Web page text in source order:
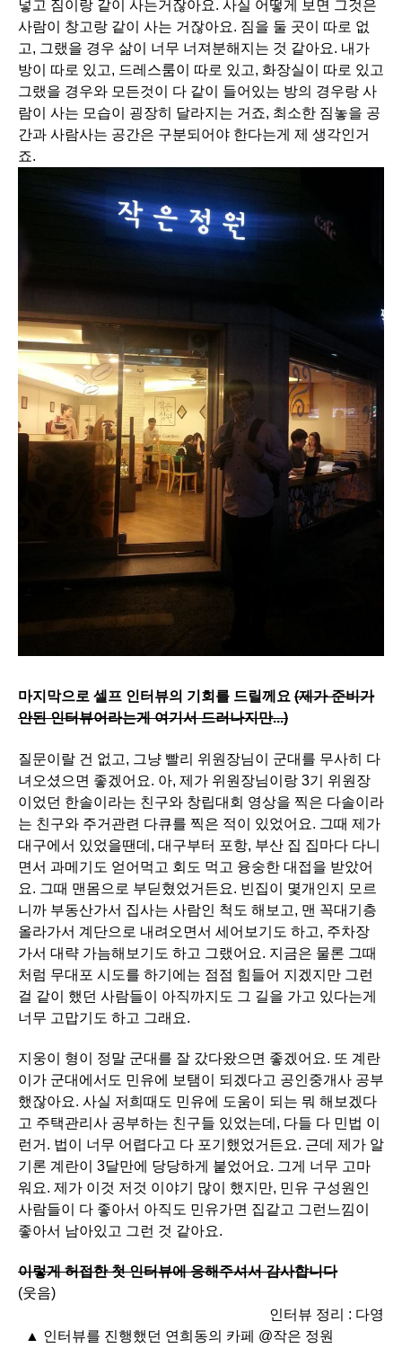
넣고 짐이랑 같이 사는거잖아요. 사실 어떻게 보면 그것은
사람이 창고랑 같이 사는 거잖아요. 짐을 둘 곳이 따로 없
고, 그랬을 경우 삶이 너무 너져분해지는 것 같아요. 내가
방이 따로 있고, 드레스룸이 따로 있고, 화장실이 따로 있고
그랬을 경우와 모든것이 다 같이 들어있는 방의 경우랑 사
람이 사는 모습이 굉장히 달라지는 거죠, 최소한 짐놓을 공
간과 사람사는 공간은 구분되어야 한다는게 제 생각인거
죠.
마지막으로 셀프 인터뷰의 기회를 드릴께요 (제가 준비가
안된 인터뷰어라는게 여기서 드러나지만...)
질문이랄 건 없고, 그냥 빨리 위원장님이 군대를 무사히 다
녀오셨으면 좋겠어요. 아, 제가 위원장님이랑 3기 위원장
이었던 한솔이라는 친구와 창립대회 영상을 찍은 다솔이라
는 친구와 주거관련 다큐를 찍은 적이 있었어요. 그때 제가
대구에서 있었을땐데, 대구부터 포항, 부산 집 집마다 다니
면서 과메기도 얻어먹고 회도 먹고 융숭한 대접을 받았어
요. 그때 맨몸으로 부딛혔었거든요. 빈집이 몇개인지 모르
니까 부동산가서 집사는 사람인 척도 해보고, 맨 꼭대기층
올라가서 계단으로 내려오면서 세어보기도 하고, 주차장
가서 대략 가늠해보기도 하고 그랬어요. 지금은 물론 그때
처럼 무대포 시도를 하기에는 점점 힘들어 지겠지만 그런
걸 같이 했던 사람들이 아직까지도 그 길을 가고 있다는게
너무 고맙기도 하고 그래요.
지웅이 형이 정말 군대를 잘 갔다왔으면 좋겠어요. 또 계란
이가 군대에서도 민유에 보탬이 되겠다고 공인중개사 공부
했잖아요. 사실 저희때도 민유에 도움이 되는 뭐 해보겠다
고 주택관리사 공부하는 친구들 있었는데, 다들 다 민법 이
런거. 법이 너무 어렵다고 다 포기했었거든요. 근데 제가 알
기론 계란이 3달만에 당당하게 붙었어요. 그게 너무 고마
워요. 제가 이것 저것 이야기 많이 했지만, 민유 구성원인
사람들이 다 좋아서 아직도 민유가면 집같고 그런느낌이
좋아서 남아있고 그런 것 같아요.
이렇게 허접한 첫 인터뷰에 응해주셔서 감사합니다
(웃음)
인터뷰 정리 : 다영
▲ 인터뷰를 진행했던 연희동의 카페 @작은 정원